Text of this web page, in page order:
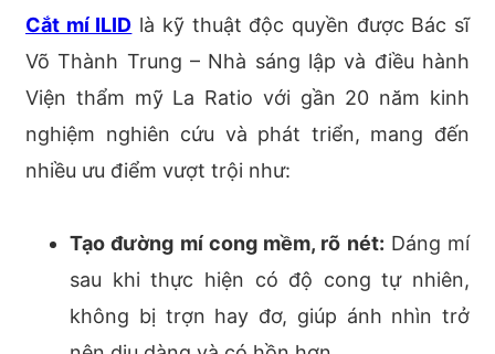
Cắt mí ILID là kỹ thuật độc quyền được Bác sĩ
Võ Thành Trung – Nhà sáng lập và điều hành
Viện thẩm mỹ La Ratio với gần 20 năm kinh
nghiệm nghiên cứu và phát triển, mang đến
nhiều ưu điểm vượt trội như:
Tạo đường mí cong mềm, rõ nét: Dáng mí
sau khi thực hiện có độ cong tự nhiên,
không bị trợn hay đơ, giúp ánh nhìn trở